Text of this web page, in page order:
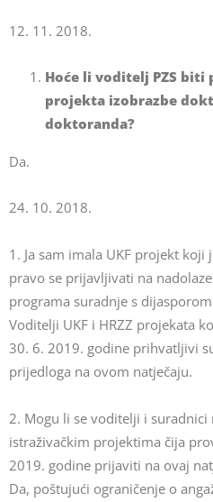
12. 11. 2018.
Hoće li voditelj PZS
projekta izobrazbe
doktoranda?
Da.
24. 10. 2018.
1. Ja sam imala UKF projekt
pravo se prijavljivati na
programa suradnje s
Voditelji UKF i HRZZ projekata
30. 6. 2019. godine prihvatljivi
prijedloga na ovom natječaju.
2. Mogu li se voditelji i suradnici
istraživačkim projektima čija
2019. godine prijaviti na ovaj
Da, poštujući ograničenje o